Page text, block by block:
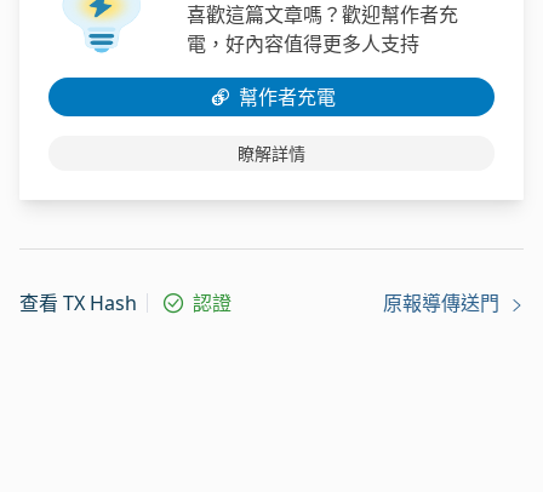
喜歡這篇文章嗎？歡迎幫作者充
電，好內容值得更多人支持
幫作者充電
瞭解詳情
查看 TX Hash 認證 原報導傳送門